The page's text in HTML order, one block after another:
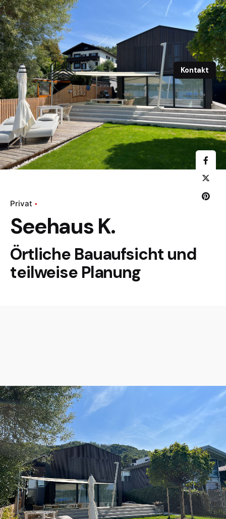
Kontakt
Privat
Seehaus K.
Örtliche Bauaufsicht und
teilweise Planung